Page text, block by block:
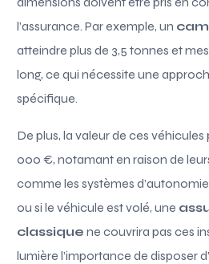
l’assurance. Par exemple, un
atteindre plus de 3,5 tonnes et
long, ce qui nécessite une
spécifique.
De plus, la valeur de ces véhicules
000 €, notamant en raison de
comme les systèmes
ou si le véhicule est volé, une
classique ne couvrira pas ces
lumière l’importance de disposer